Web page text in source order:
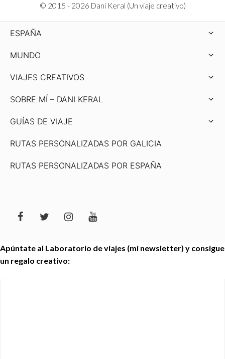
© 2015 - 2026 Dani Keral (Un viaje creativo)
ESPAÑA
MUNDO
VIAJES CREATIVOS
SOBRE MÍ – DANI KERAL
GUÍAS DE VIAJE
RUTAS PERSONALIZADAS POR GALICIA
RUTAS PERSONALIZADAS POR ESPAÑA
Apúntate al Laboratorio de viajes (mi newsletter) y consigue
un regalo creativo: